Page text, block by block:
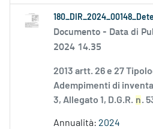
Documento - Data di
2024 14.35
2013 artt. 26 e 27
Adempimenti di
3, Allegato 1, D.G.R. n.
Annualità: 2024